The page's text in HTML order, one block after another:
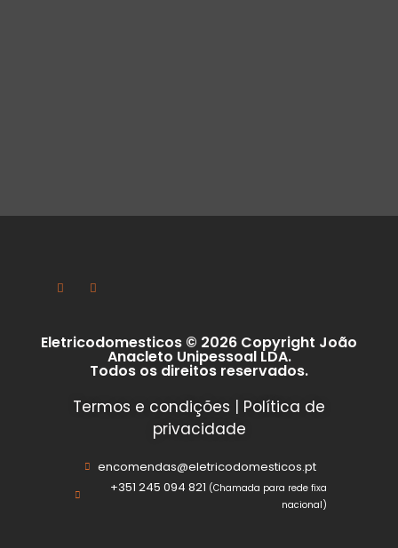
Eletricodomesticos © 2026 Copyright João
Anacleto Unipessoal LDA.
Todos os direitos reservados.
Termos e condições | Política de
privacidade
encomendas@eletricodomesticos.pt
+351 245 094 821 (Chamada para rede fixa
nacional)